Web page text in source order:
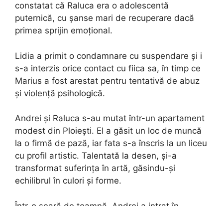
constatat că Raluca era o adolescentă
puternică, cu șanse mari de recuperare dacă
primea sprijin emoțional.
Lidia a primit o condamnare cu suspendare și i
s-a interzis orice contact cu fiica sa, în timp ce
Marius a fost arestat pentru tentativă de abuz
și violență psihologică.
Andrei și Raluca s-au mutat într-un apartament
modest din Ploiești. El a găsit un loc de muncă
la o firmă de pază, iar fata s-a înscris la un liceu
cu profil artistic. Talentată la desen, și-a
transformat suferința în artă, găsindu-și
echilibrul în culori și forme.